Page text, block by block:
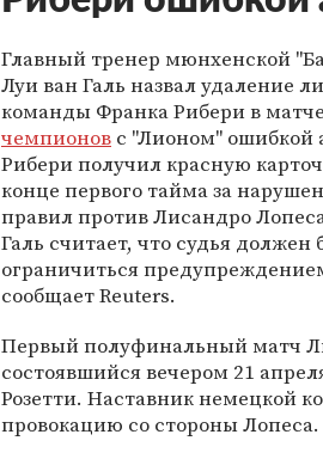
Главный тренер мюнхенской
Луи ван Галь назвал удаление
команды Франка Рибери в матче
чемпионов с "Лионом" ошибкой
Рибери получил красную
конце первого тайма за
правил против Лисандро
Галь считает, что судья должен
ограничиться
сообщает Reuters.
Первый полуфинальный матч
состоявшийся вечером 21
Розетти. Наставник немецкой
провокацию со стороны Лопеса.